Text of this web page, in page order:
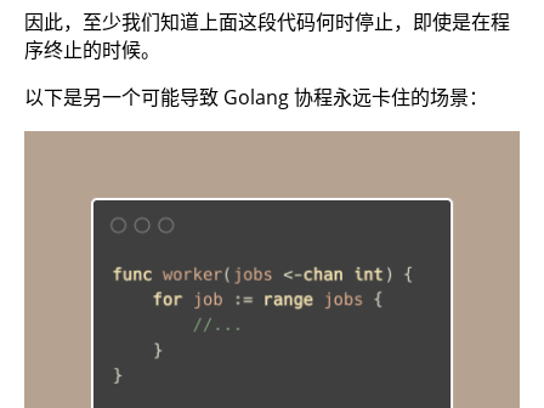
因此，至少我们知道上面这段代码何时停止，即使是在程
序终止的时候。
以下是另一个可能导致 Golang 协程永远卡住的场景：